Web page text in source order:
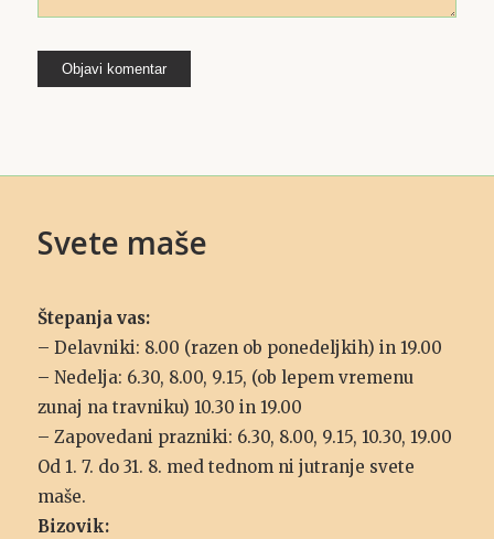
Svete maše
Štepanja vas:
– Delavniki: 8.00 (razen ob ponedeljkih) in 19.00
– Nedelja: 6.30, 8.00, 9.15, (ob lepem vremenu
zunaj na travniku) 10.30 in 19.00
– Zapovedani prazniki: 6.30, 8.00, 9.15, 10.30, 19.00
Od 1. 7. do 31. 8. med tednom ni jutranje svete
maše.
Bizovik: